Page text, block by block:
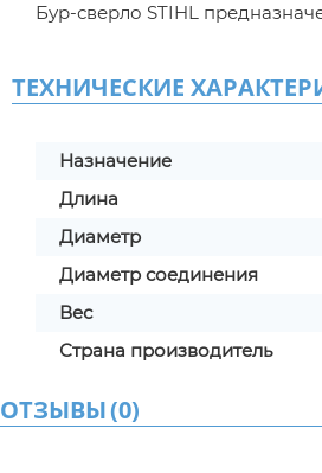
Бур-сверло STIHL
ТЕХНИЧЕСКИЕ
Назначение
Длина
Диаметр
Диаметр соединения
Вес
Страна производитель
ОТЗЫВЫ(0)